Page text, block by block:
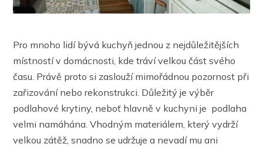
Pro mnoho lidí bývá kuchyň jednou z nejdůležitějších
místností v domácnosti, kde tráví velkou část svého
času. Právě proto si zaslouží mimořádnou pozornost při
zařizování nebo rekonstrukci. Důležitý je výběr
podlahové krytiny, neboť hlavně v kuchyni je podlaha
velmi namáhána. Vhodným materiálem, který vydrží
velkou zátěž, snadno se udržuje a nevadí mu ani